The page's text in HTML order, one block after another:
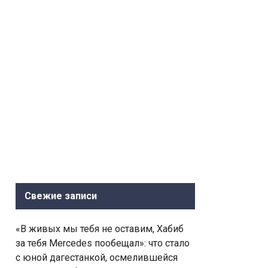
Свежие записи
«В живых мы тебя не оставим, Хабиб
за тебя Mercedes пообещал»: что стало
с юной дагестанкой, осмелившейся